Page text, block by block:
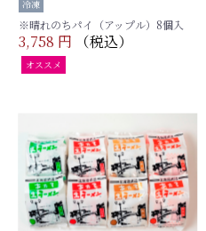
冷凍
※晴れのちパイ（アップル）8個入
3,758 円 （税込）
オススメ